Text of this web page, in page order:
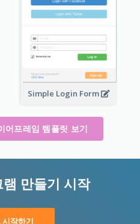
Simple Login Form
어프레임 템플릿 보기
만들기 시작
시작하기